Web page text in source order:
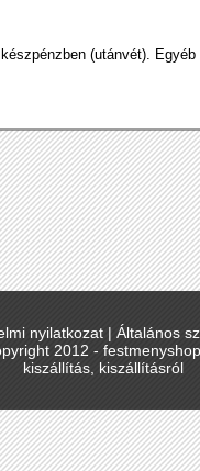
(utánvét).
nyilatkozat | Általános
2012 -
kiszállítás, kiszállításról